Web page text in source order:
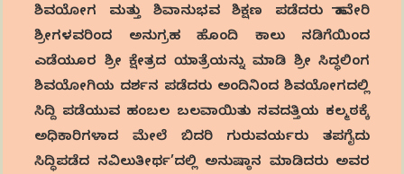
ಶಿವಯೋಗ ಮತ್ತು ಶಿವಾನುಭವ ಶಿಕ್ಷಣ ಪಡೆದರು ಹಾವೇರಿ
ಶ್ರೀಗಳವರಿಂದ ಅನುಗ್ರಹ ಹೊಂದಿ ಕಾಲು ನಡಿಗೆಯಿಂದ
ಎಡೆಯೂರ ಶ್ರೀ ಕ್ಷೇತ್ರದ ಯಾತ್ರೆಯನ್ನು ಮಾಡಿ ಶ್ರೀ ಸಿದ್ಧಲಿಂಗ
ಶಿವಯೋಗಿಯ ದರ್ಶನ ಪಡೆದರು ಅಂದಿನಿಂದ ಶಿವಯೋಗದಲ್ಲಿ
ಸಿದ್ದಿ ಪಡೆಯುವ ಹಂಬಲ ಬಲವಾಯಿತು ಸವದತ್ತಿಯ ಕಲ್ಮಠಕ್ಕೆ
ಅಧಿಕಾರಿಗಳಾದ ಮೇಲೆ ಬಿದರಿ ಗುರುವರ್ಯರು ತಪಗೈದು
ಸಿದ್ಧಿಪಡೆದ ನವಿಲುತೀರ್ಥ’ದಲ್ಲಿ ಅನುಷ್ಠಾನ ಮಾಡಿದರು ಅವರ